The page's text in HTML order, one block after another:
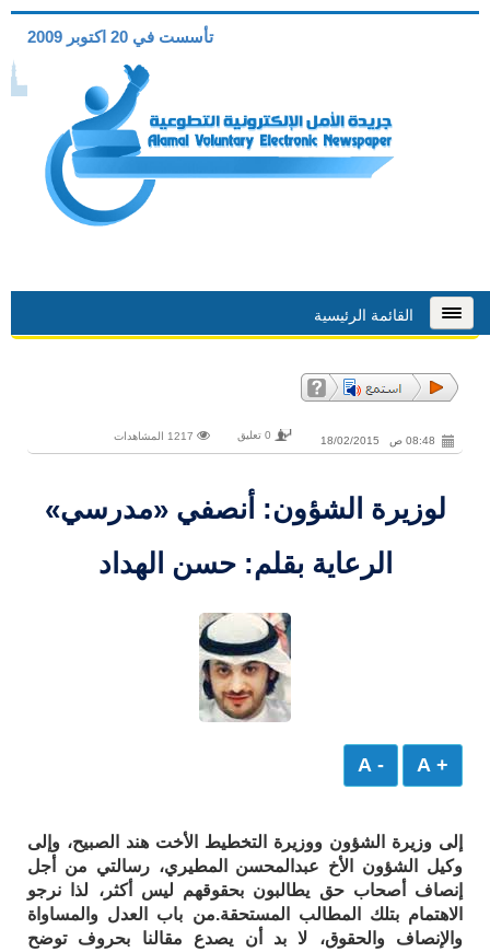
تأسست في 20 اكتوبر 2009
القائمة الرئيسية
08:48 ص 18/02/2015 0 تعليق
لوزيرة الشؤون: أنصفي «مدرسي»
الرعاية بقلم: حسن الهداد
+ A
- A
إلى وزيرة الشؤون ووزيرة التخطيط الأخت هند الصبيح، وإلى
وكيل الشؤون الأخ عبدالمحسن المطيري، رسالتي من أجل
إنصاف أصحاب حق يطالبون بحقوقهم ليس أكثر، لذا نرجو
الاهتمام بتلك المطالب المستحقة.من باب العدل والمساواة
والإنصاف والحقوق، لا بد أن يصدع مقالنا بحروف توضح